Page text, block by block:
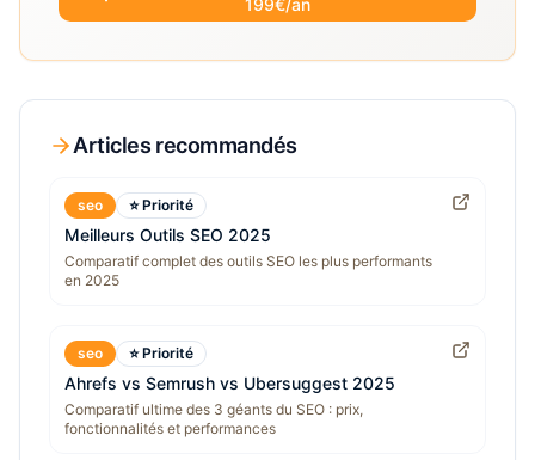
199€/an
Articles recommandés
seo ⭐ Priorité
Meilleurs Outils SEO 2025
Comparatif complet des outils SEO les plus performants
en 2025
seo ⭐ Priorité
Ahrefs vs Semrush vs Ubersuggest 2025
Comparatif ultime des 3 géants du SEO : prix,
fonctionnalités et performances